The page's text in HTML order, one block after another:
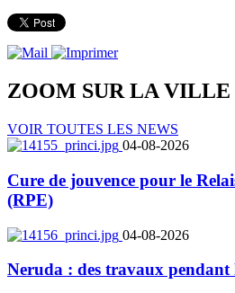
ZOOM SUR LAVILLE
VOIR TOUTES LES NEWS
04-08-2026
Cure de jouvence pour le
(RPE)
04-08-2026
Neruda : des travaux pendant